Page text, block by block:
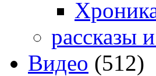
рассказы
Видео (512)